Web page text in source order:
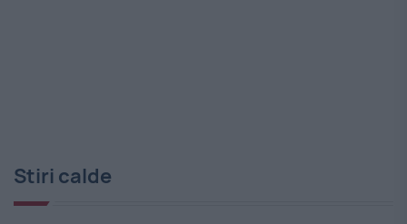
Stiri calde